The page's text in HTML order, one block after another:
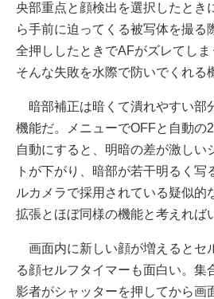
央部重点と顔検出を選択したとき
ら手前に迫ってくる被写体を撮る
全押ししたときでAFがズレてしま
そんな失敗を水際で防いでくれる
暗部補正は暗くて潰れやすい部
機能だ。メニューでOFFと自動の
自動にすると、明暗の差が激しい
トが下がり、暗部が若干明るく写
ルカメラで採用されている疑似的
拡張とほぼ同様の機能と考えれば
画面内に新しい顔が増えるとセ
る顔セルフタイマーも面白い。集
影者がシャッターを押してから画